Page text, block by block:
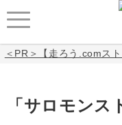
＜PR＞【走ろう.comス
「サロモンス